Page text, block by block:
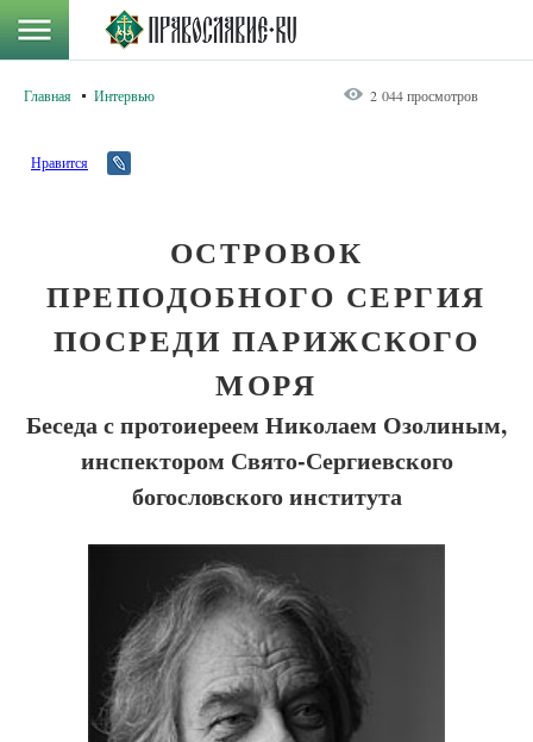
Главная Интервью 2 044 просмотров
Нравится
ОСТРОВОК
ПРЕПОДОБНОГО СЕРГИЯ
ПОСРЕДИ ПАРИЖСКОГО
МОРЯ
Беседа с протоиереем Николаем Озолиным,
инспектором Свято-Сергиевского
богословского института